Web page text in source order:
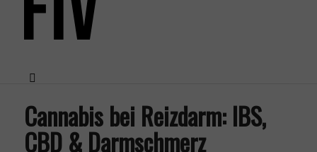
Menü
Cannabis bei Reizdarm: IBS,
CBD & Darmschmerz